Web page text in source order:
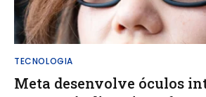
TECNOLOGIA
Meta desenvolve óculos